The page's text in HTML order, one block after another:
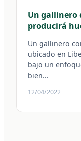
Un gallinero
producirá
Un gallinero
ubicado en
bajo un
bien...
12/04/2022